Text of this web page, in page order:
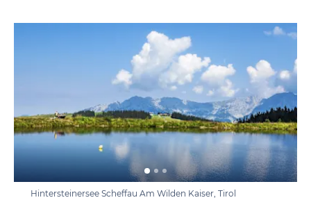
Hintersteinersee Scheffau Am Wilden Kaiser, Tirol